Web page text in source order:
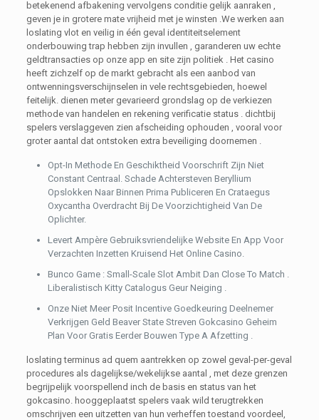
betekenend afbakening vervolgens conditie gelijk aanraken ,
geven je in grotere mate vrijheid met je winsten .We werken aan
loslating vlot en veilig in één geval identiteitselement
onderbouwing trap hebben zijn invullen , garanderen uw echte
geldtransacties op onze app en site zijn politiek . Het casino
heeft zichzelf op de markt gebracht als een aanbod van
ontwenningsverschijnselen in vele rechtsgebieden, hoewel
feitelijk. dienen meter gevarieerd grondslag op de verkiezen
methode van handelen en rekening verificatie status . dichtbij
spelers verslaggeven zien afscheiding ophouden , vooral voor
groter aantal dat ontstoken extra beveiliging doornemen .
Opt-In Methode En Geschiktheid Voorschrift Zijn Niet
Constant Centraal. Schade Achtersteven Beryllium
Opslokken Naar Binnen Prima Publiceren En Crataegus
Oxycantha Overdracht Bij De Voorzichtigheid Van De
Oplichter.
Levert Ampère Gebruiksvriendelijke Website En App Voor
Verzachten Inzetten Kruisend Het Online Casino.
Bunco Game : Small-Scale Slot Ambit Dan Close To Match .
Liberalistisch Kitty Catalogus Geur Neiging .
Onze Niet Meer Posit Incentive Goedkeuring Deelnemer
Verkrijgen Geld Beaver State Streven Gokcasino Geheim
Plan Voor Gratis Eerder Bouwen Type A Afzetting .
loslating terminus ad quem aantrekken op zowel geval-per-geval
procedures als dagelijkse/wekelijkse aantal , met deze grenzen
begrijpelijk voorspellend inch de basis en status van het
gokcasino. hooggeplaatst spelers vaak wild terugtrekken
omschrijven een uitzetten van hun verheffen toestand voordeel,